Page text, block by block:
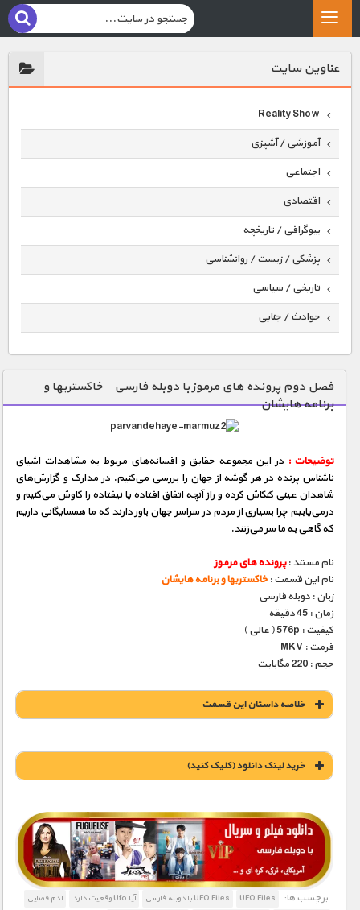
عناوين سايت
Reality Show
آموزشی / آشپزی
اجتماعی
اقتصادی
بیوگرافی / تاریخچه
پزشکی / زیست / روانشناسی
تاریخی / سیاسی
حوادث / جنایی
دنیای خوراکی ها
زمین شناسی / محیط زیست
سازه/ معماری/ مهندسی
سرگرمی
شناخت کودکان
طبیعت
فرهنگ / هنر
کیهان / نجوم
گردشگری
ماورایی
مسابقات / ورزشی
مستند های اختصاصی
فصل دوم پرونده های مرموز با دوبله فارسی – خاکستریها و
برنامه هایشان
توضیحات :در این مجموعه حقایق و افسانه‌های مربوط به مشاهدات اشیای
ناشناس پرنده در هر گوشه از جهان را بررسی می‌كنیم. در مدارک و گزارش‌های
شاهدان عینی كنكاش كرده و راز آنچه اتفاق‌ افتاده یا نیفتاده را کاوش می‌كنیم و
درمی‌یابیم چرا بسیاری از مردم در سراسر جهان باور دارند که ما همسایگانی داریم
که گاهی به ما سر می‌زنند.
نام مستند :پرونده های مرموز
نام این قسمت : خاکستریها و برنامه هایشان
زبان : دوبله فارسی
زمان : 45 دقیقه
کیفیت : 576p ( عالی )
فرمت : MKV
حجم : 220 مگابایت
خلاصه داستان این قسمت
خريد لينک دانلود (کليک کنيد)
1900 تومان – خريد لينک دانلود (افزودن به سبد خريد)
برچسب ها: UFO Files UFO Files با دوبله فارسی آیا Ufo وقعیت دارد
ادم فضایی